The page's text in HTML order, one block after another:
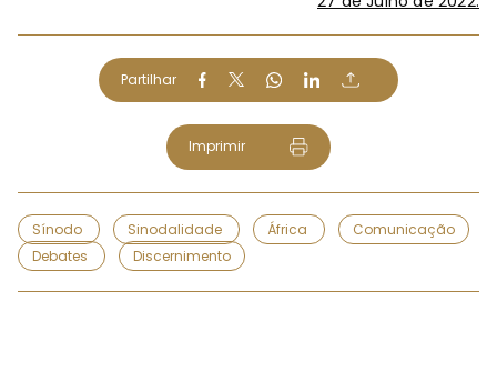
Partilhar
Imprimir
Sínodo Sinodalidade África
Comunicação
Debates
Discernimento